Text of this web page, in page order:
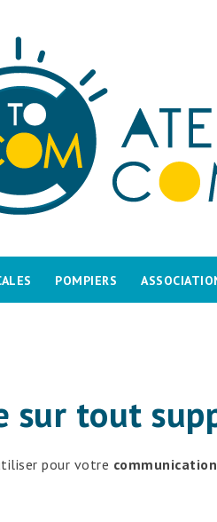
POMPIERS
sur tout
pour votre communication